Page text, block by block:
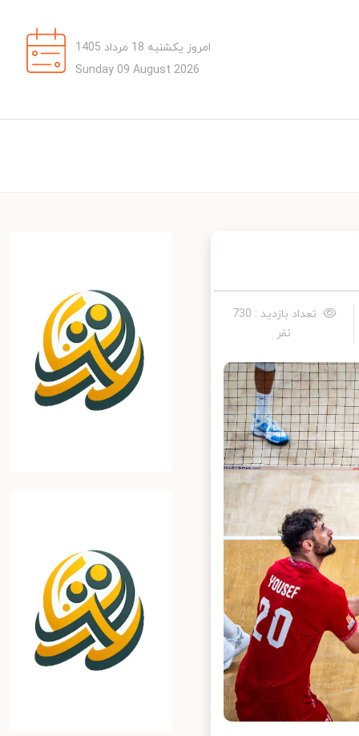
امروز یکشنبه 18 مرداد 1405
Sunday 09 August 2026
تعداد بازدید : 730
نفر